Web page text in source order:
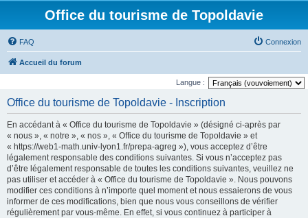
Office du tourisme de Topoldavie
FAQ Connexion
Accueil du forum
Langue :
Office du tourisme de Topoldavie - Inscription
En accédant à « Office du tourisme de Topoldavie » (désigné ci-après par
« nous », « notre », « nos », « Office du tourisme de Topoldavie » et
« https://web1-math.univ-lyon1.fr/prepa-agreg »), vous acceptez d’être
légalement responsable des conditions suivantes. Si vous n’acceptez pas
d’être légalement responsable de toutes les conditions suivantes, veuillez ne
pas utiliser et accéder à « Office du tourisme de Topoldavie ». Nous pouvons
modifier ces conditions à n’importe quel moment et nous essaierons de vous
informer de ces modifications, bien que nous vous conseillons de vérifier
régulièrement par vous-même. En effet, si vous continuez à participer à